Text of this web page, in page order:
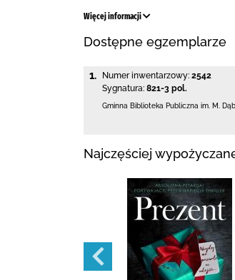
Więcej informacji
Dostępne egzemplarze
1. Numer inwentarzowy: 2542
Sygnatura: 821-3 pol.
Gminna Biblioteka Publiczna im. M.
Najczęściej